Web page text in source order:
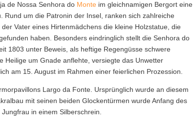
de Nossa Senhora do Monte im gleichnamigen Bergort eine
Rund um die Patronin der Insel, ranken sich zahlreiche
Vater eines Hirtenmädchens die kleine Holzstatue, die
haben. Besonders eindringlich stellt die Senhora do
1803 unter Beweis, als heftige Regengüsse schwere
Heilige um Gnade anflehte, versiegte das Unwetter
am 15. August im Rahmen einer feierlichen Prozession.
Largo da Fonte. Ursprünglich wurde an diesem
mit seinen beiden Glockentürmen wurde Anfang des
in einem Silberschrein.